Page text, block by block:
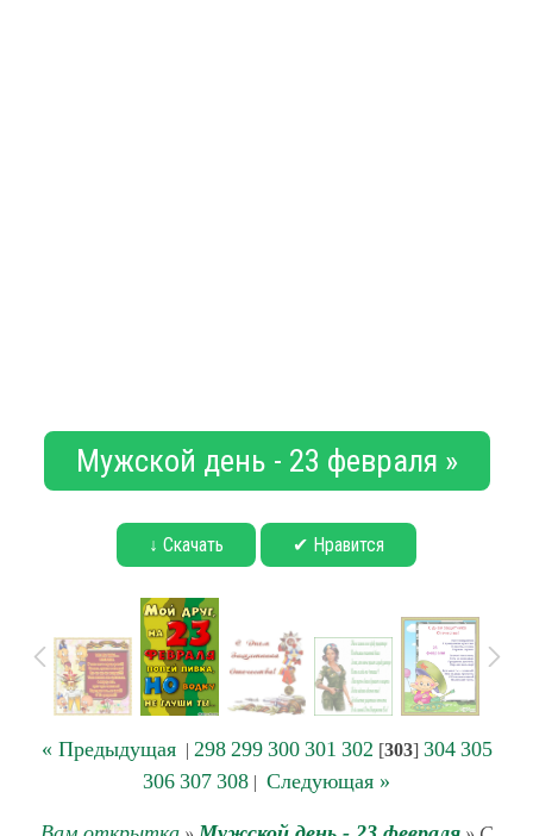
Мужской день - 23 февраля »
↓ Скачать ✔ Нравится
« Предыдущая| 298 299 300 301 302 [303] 304 305
306 307 308 | Следующая »